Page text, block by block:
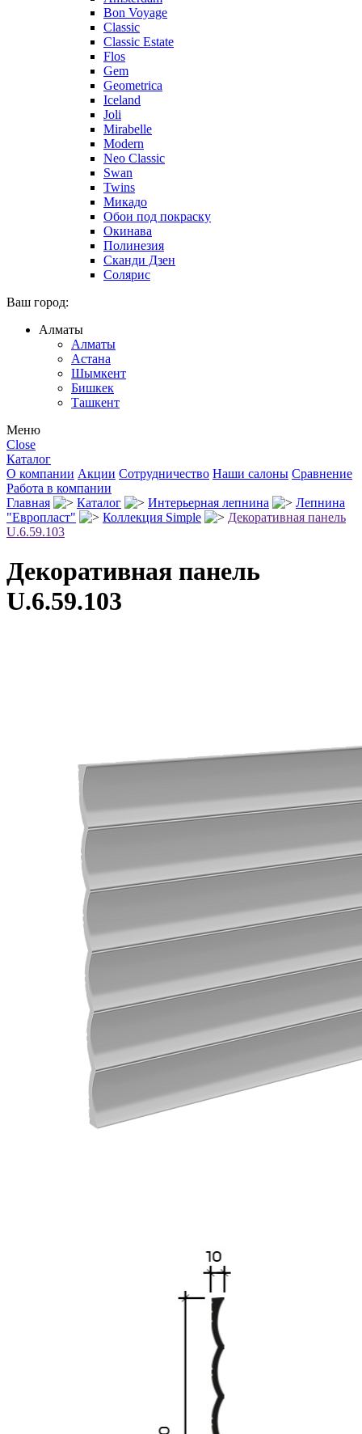
Bon Voyage
Classic
Classic Estate
Flos
Gem
Geometrica
Iceland
Joli
Mirabelle
Modern
Neo Classic
Swan
Twins
Микадо
Обои под покраску
Окинава
Полинезия
Сканди Дзен
Солярис
Ваш город:
Алматы
Алматы
Астана
Шымкент
Бишкек
Ташкент
Меню
Close
Каталог
О компании Акции Сотрудничество Наши салоны Сравнение
Работа в компании
Главная
Каталог Интерьерная лепнина
Лепнина
"Европласт"
Коллекция Simple
Декоративная панель
U.6.59.103
Декоративная панель
U.6.59.103